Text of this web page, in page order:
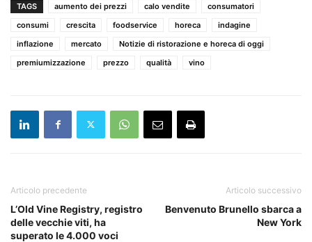
TAGS aumento dei prezzi calo vendite
consumatori
consumi
crescita foodservice horeca
indagine
inflazione
mercato
Notizie di ristorazione e horeca di oggi
premiumizzazione
prezzo qualità vino
Articolo precedente
L’Old Vine Registry, registro
delle vecchie viti, ha
superato le 4.000 voci
Articolo successivo
Benvenuto Brunello sbarca a
New York